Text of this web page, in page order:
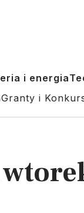
i energia
Granty i